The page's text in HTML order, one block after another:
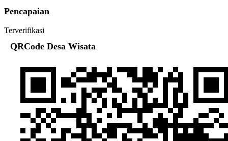
Pencapaian
Terverifikasi
QRCode Desa Wisata